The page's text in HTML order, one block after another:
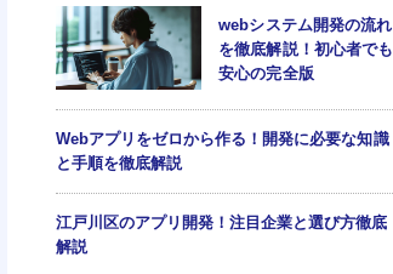
webシステム開発の流れ
を徹底解説！初心者でも
安心の完全版
Webアプリをゼロから作る！開発に必要な知識
と手順を徹底解説
江戸川区のアプリ開発！注目企業と選び方徹底
解説